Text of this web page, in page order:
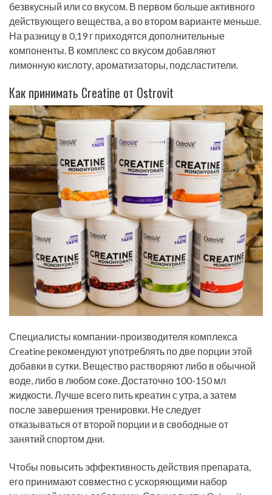
безвкусный или со вкусом. В первом больше активного
действующего вещества, а во втором варианте меньше.
На разницу в 0,19 г приходятся дополнительные
компоненты. В комплекс со вкусом добавляют
лимонную кислоту, ароматизаторы, подсластители.
Как принимать Creatine от Ostrovit
Специалисты компании-производителя комплекса
Creatine рекомендуют употреблять по две порции этой
добавки в сутки. Вещество растворяют либо в обычной
воде, либо в любом соке. Достаточно 100-150 мл
жидкости. Лучше всего пить креатин с утра, а затем
после завершения тренировки. Не следует
отказываться от второй порции и в свободные от
занятий спортом дни.
Чтобы повысить эффективность действия препарата,
его принимают совместно с ускоряющими набор